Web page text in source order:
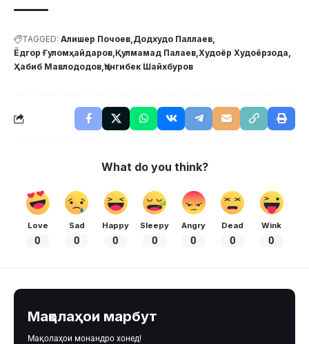
TAGGED: Алишер Почоев Додхудо Паллаев
Ёдгор Ғуломҳайдаров Қулмамад Палаев Худоёр Худоёрзода
Ҳабиб Мавлододов Ҷангибек Шайхбуров
What do you think?
Love
0
Sad
0
Happy
0
Sleepy
0
Angry
0
Dead
0
Wink
0
Мақолаҳои марбут
Мақолаҳои монандро хонед!